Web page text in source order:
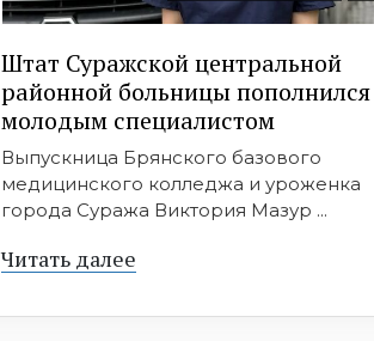
Штат Суражской центральной
районной больницы пополнился
молодым специалистом
Выпускница Брянского базового
медицинского колледжа и уроженка
города Суража Виктория Мазур ...
Читать далее